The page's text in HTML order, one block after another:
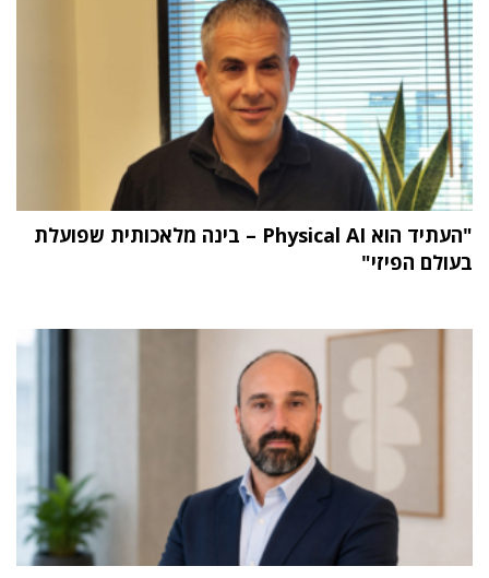
"העתיד הוא Physical AI – בינה מלאכותית שפועלת
בעולם הפיזי"